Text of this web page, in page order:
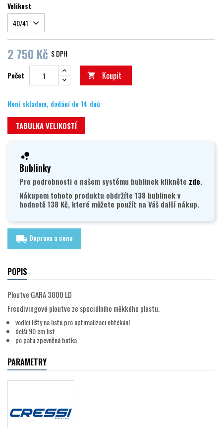
Velikost
2 750 Kč S DPH
Počet  Koupit
Není skladem, dodání do 14 dnů
TABULKA VELIKOSTÍ
Bublinky
Pro podrobnosti o našem systému bublinek klikněte zde.
Nákupem tohoto produktu obdržíte 138 bublinek v
hodnotě 138 Kč, které můžete použít na Váš další nákup.
local_shipping Doprava a cena
POPIS
Ploutve GARA 3000 LD
Freedivingové ploutve ze speciálního měkkého plastu.
vodící lišty na listu pro optimalizaci obtékání
delší 90 cm list
po patu zpevněná botka
PARAMETRY